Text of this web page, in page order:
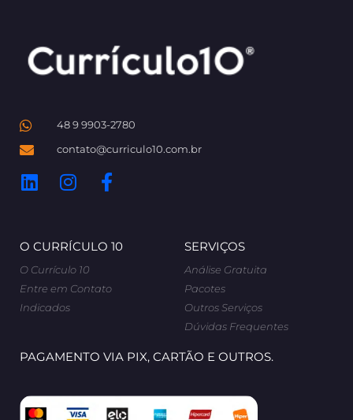
48 9 9903-2780
contato@curriculo10.com.br
O CURRÍCULO 10
O Currículo 10
Entre em Contato
Indicados
SERVIÇOS
Análise Gratuita
Pacotes
Outros Serviços
Dúvidas Frequentes
PAGAMENTO VIA PIX, CARTÃO E OUTROS.